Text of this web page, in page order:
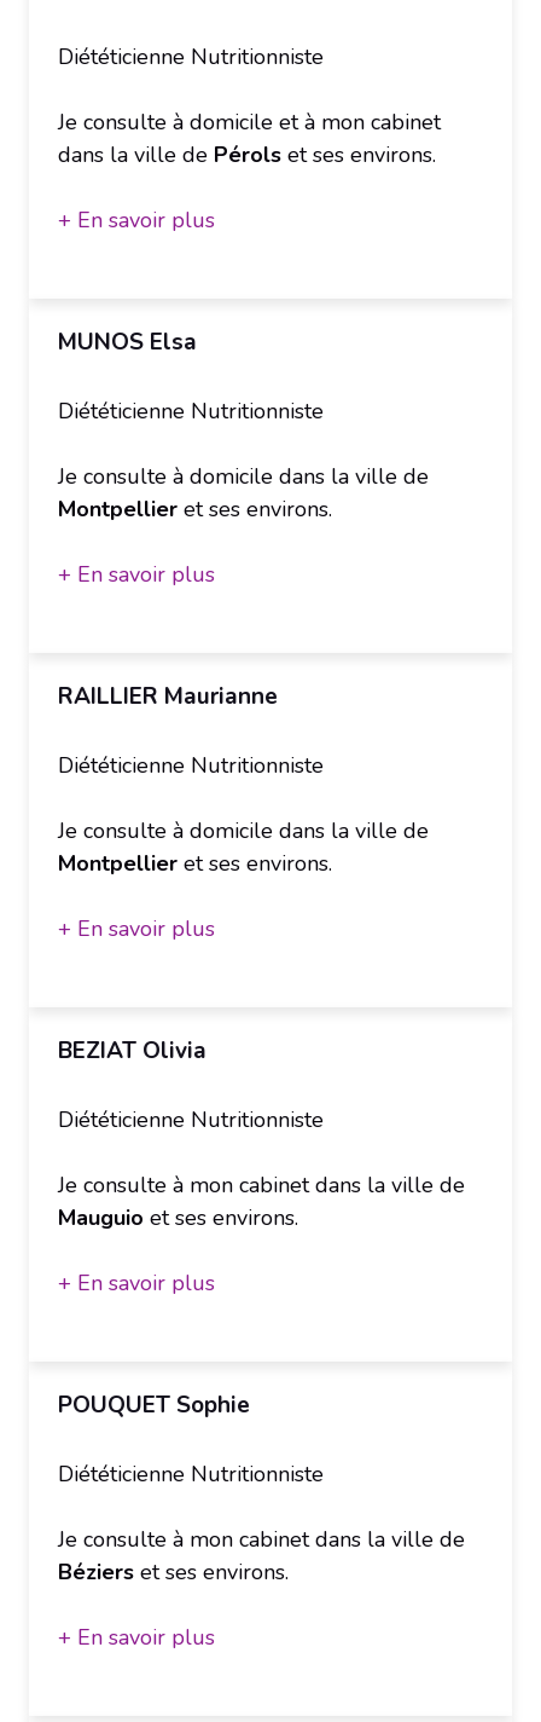
Diététicienne Nutritionniste
Je consulte à domicile et à mon cabinet
dans la ville de Pérols et ses environs.
+ En savoir plus
MUNOS Elsa
Diététicienne Nutritionniste
Je consulte à domicile dans la ville de
Montpellier et ses environs.
+ En savoir plus
RAILLIER Maurianne
Diététicienne Nutritionniste
Je consulte à domicile dans la ville de
Montpellier et ses environs.
+ En savoir plus
BEZIAT Olivia
Diététicienne Nutritionniste
Je consulte à mon cabinet dans la ville de
Mauguio et ses environs.
+ En savoir plus
POUQUET Sophie
Diététicienne Nutritionniste
Je consulte à mon cabinet dans la ville de
Béziers et ses environs.
+ En savoir plus